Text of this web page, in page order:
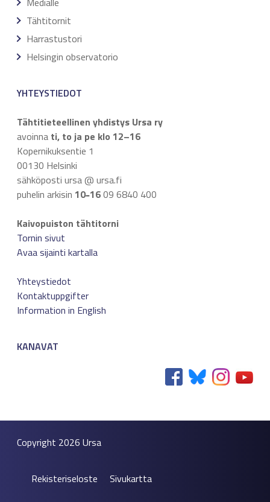
Tähtitornit
Harrastustori
Helsingin observatorio
YHTEYSTIEDOT
Tähtitieteellinen yhdistys Ursa ry
avoinna ti, to ja pe klo 12–16
Kopernikuksentie 1
00130 Helsinki
sähköposti ursa @ ursa.fi
puhelin arkisin 10–1609 6840 400
Kaivopuiston tähtitorni
Tornin sivut
Avaa sijainti kartalla
Yhteystiedot
Kontaktuppgifter
Information in English
KANAVAT
Copyright 2026 Ursa
Rekisteriseloste
Sivukartta